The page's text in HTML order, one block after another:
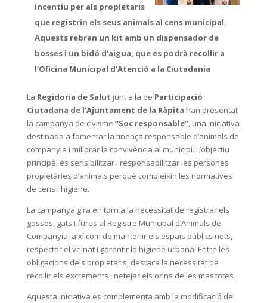
incentiu per als propietaris
que registrin els seus animals al cens municipal.
Aquests rebran un kit amb un dispensador de
bosses i un bidó d’aigua, que es podrà recollir a
l’Oficina Municipal d’Atenció a la Ciutadania
La Regidoria de Salut junt a la de Participació
Ciutadana de l’Ajuntament de la Ràpita han presentat
la campanya de civisme “Soc responsable”, una iniciativa
destinada a fomentar la tinença responsable d’animals de
companyia i millorar la convivència al municipi. L’objectiu
principal és sensibilitzar i responsabilitzar les persones
propietàries d’animals perquè compleixin les normatives
de cens i higiene.
La campanya gira en torn a la necessitat de registrar els
gossos, gats i fures al Registre Municipal d’Animals de
Companyia, així com de mantenir els espais públics nets,
respectar el veïnat i garantir la higiene urbana. Entre les
obligacions dels propietaris, destaca la necessitat de
recollir els excrements i netejar els orins de les mascotes.
Aquesta iniciativa es complementa amb la modificació de